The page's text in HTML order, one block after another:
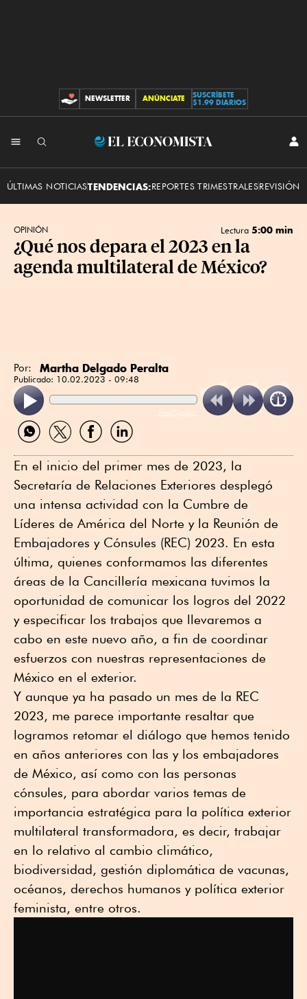
CONTRIBUCIONES
NEWSLETTER ANÚNCIATE
SUSCRÍBETE
$1.99 DIARIOS
El
ÚLTIMAS NOTICIASTENDENCIAS:REPORTES TRIMESTRALESREVISIÓN
OPINIÓN Lectura 5:00 min
¿Qué nos depara el 2023 en la
agenda multilateral de México?
Por: Martha Delgado Peralta
Publicado: 10.02.2023 - 09:48
ReadSpeaker
Compartir
por
Compartir
por
Compartir
por
Compartir
por
En el inicio del primer mes de 2023, la
Secretaría de Relaciones Exteriores desplegó
una intensa actividad con la Cumbre de
Líderes de América del Norte y la Reunión de
Embajadores y Cónsules (REC) 2023. En esta
última, quienes conformamos las diferentes
áreas de la Cancillería mexicana tuvimos la
oportunidad de comunicar los logros del 2022
y especificar los trabajos que llevaremos a
cabo en este nuevo año, a fin de coordinar
esfuerzos con nuestras representaciones de
México en el exterior.
Y aunque ya ha pasado un mes de la REC
2023, me parece importante resaltar que
logramos retomar el diálogo que hemos tenido
en años anteriores con las y los embajadores
de México, así como con las personas
cónsules, para abordar varios temas de
importancia estratégica para la política exterior
multilateral transformadora, es decir, trabajar
en lo relativo al cambio climático,
biodiversidad, gestión diplomática de vacunas,
océanos, derechos humanos y política exterior
feminista, entre otros.